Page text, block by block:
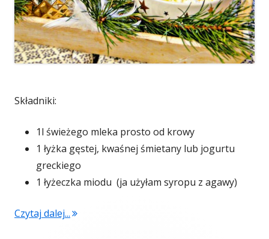
Składniki:
1l świeżego mleka prosto od krowy
1 łyżka gęstej, kwaśnej śmietany lub jogurtu
greckiego
1 łyżeczka miodu (ja użyłam syropu z agawy)
Czytaj dalej..."Delikatny serek z wiejskiego mleka"